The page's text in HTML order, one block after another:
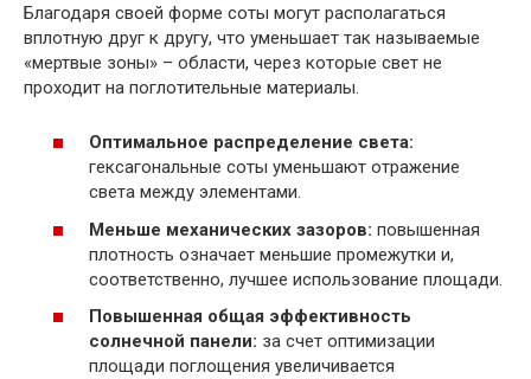
Благодаря своей форме соты могут располагаться
вплотную друг к другу, что уменьшает так называемые
«мертвые зоны» – области, через которые свет не
проходит на поглотительные материалы.
Оптимальное распределение света:
гексагональные соты уменьшают отражение
света между элементами.
Меньше механических зазоров: повышенная
плотность означает меньшие промежутки и,
соответственно, лучшее использование площади.
Повышенная общая эффективность
солнечной панели: за счет оптимизации
площади поглощения увеличивается